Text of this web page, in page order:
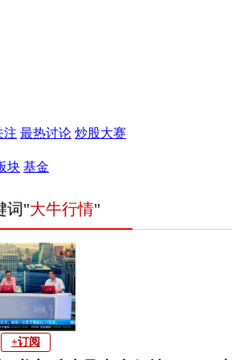
注 最热讨论 炒股大赛
块 基金
词"大牛行情"
+订阅